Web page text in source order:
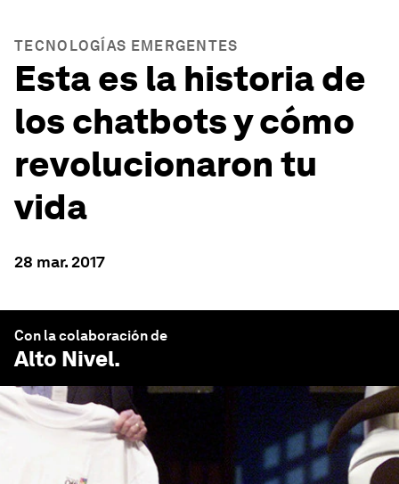
TECNOLOGÍAS EMERGENTES
Esta es la historia de
los chatbots y cómo
revolucionaron tu
vida
28 mar. 2017
Con la colaboración de
Alto Nivel.